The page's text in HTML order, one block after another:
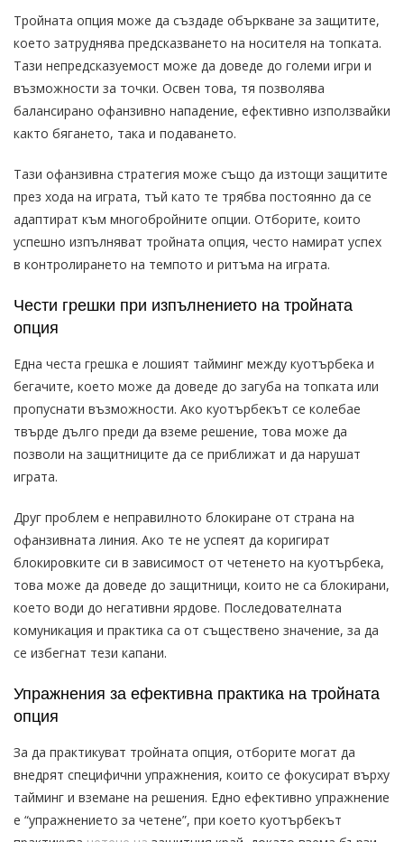
Тройната опция може да създаде объркване за защитите,
което затруднява предсказването на носителя на топката.
Тази непредсказуемост може да доведе до големи игри и
възможности за точки. Освен това, тя позволява
балансирано офанзивно нападение, ефективно използвайки
както бягането, така и подаването.
Тази офанзивна стратегия може също да изтощи защитите
през хода на играта, тъй като те трябва постоянно да се
адаптират към многобройните опции. Отборите, които
успешно изпълняват тройната опция, често намират успех
в контролирането на темпото и ритъма на играта.
Чести грешки при изпълнението на тройната
опция
Една честа грешка е лошият тайминг между куотърбека и
бегачите, което може да доведе до загуба на топката или
пропуснати възможности. Ако куотърбекът се колебае
твърде дълго преди да вземе решение, това може да
позволи на защитниците да се приближат и да нарушат
играта.
Друг проблем е неправилното блокиране от страна на
офанзивната линия. Ако те не успеят да коригират
блокировките си в зависимост от четенето на куотърбека,
това може да доведе до защитници, които не са блокирани,
което води до негативни ярдове. Последователната
комуникация и практика са от съществено значение, за да
се избегнат тези капани.
Упражнения за ефективна практика на тройната
опция
За да практикуват тройната опция, отборите могат да
внедрят специфични упражнения, които се фокусират върху
тайминг и вземане на решения. Едно ефективно упражнение
е “упражнението за четене”, при което куотърбекът